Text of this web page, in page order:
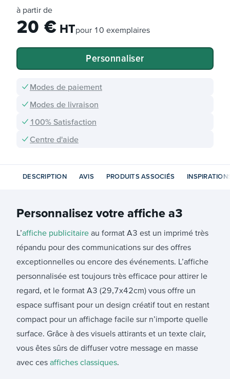
DESCRIPTION AVIS PRODUITS ASSOCIÉS
à partir de
20 €HTpour 10 exemplaires
Personnaliser
Modes de paiement
Modes de livraison
100% Satisfaction
Centre d'aide
Personnalisez votre affiche a3
L’affiche publicitaire au format A3 est un imprimé très
répandu pour des communications sur des offres
exceptionnelles ou encore des événements. L’affiche
personnalisée est toujours très efficace pour attirer le
regard, et le format A3 (29,7x42cm) vous offre un
espace suffisant pour un design créatif tout en restant
compact pour un affichage facile sur n’importe quelle
surface. Grâce à des visuels attirants et un texte clair,
vous êtes sûrs de diffuser votre message en masse
avec ces affiches classiques.